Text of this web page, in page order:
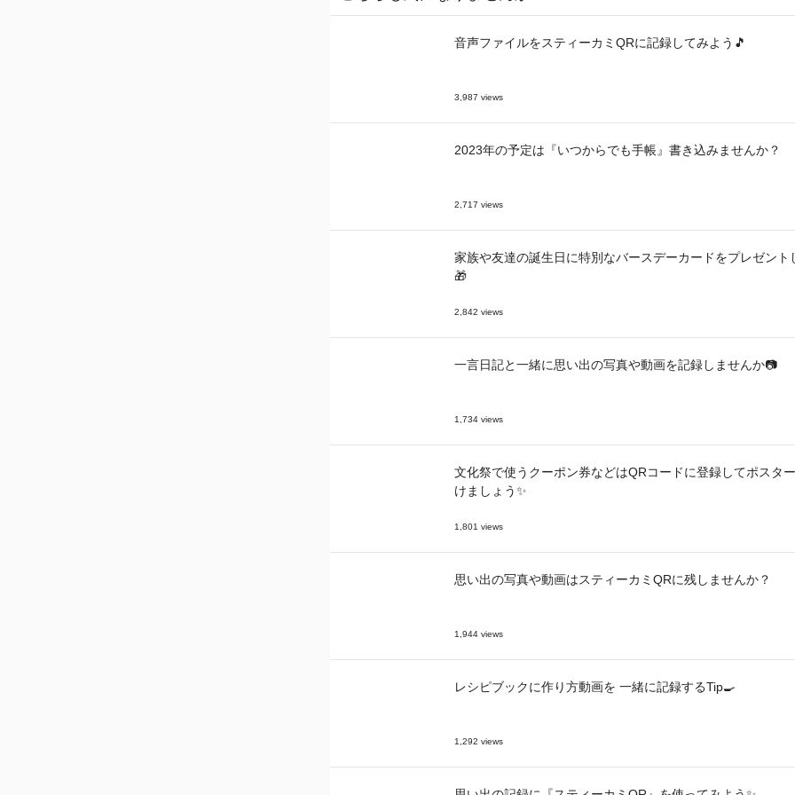
音声ファイルをスティーカミQRに記録してみよう🎵
3,987 views
2023年の予定は『いつからでも手帳』書き込みませんか？
2,717 views
家族や友達の誕生日に特別なバースデーカードをプレゼント
🎁
2,842 views
一言日記と一緒に思い出の写真や動画を記録しませんか📷
1,734 views
文化祭で使うクーポン券などはQRコードに登録してポスタ
けましょう✨
1,801 views
思い出の写真や動画はスティーカミQRに残しませんか？
1,944 views
レシピブックに作り方動画を 一緒に記録するTip🍳
1,292 views